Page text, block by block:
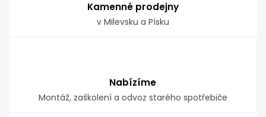
Kamenné prodejny
v Milevsku a Písku
Nabízíme
Montáž, zaškolení a odvoz starého spotřebiče